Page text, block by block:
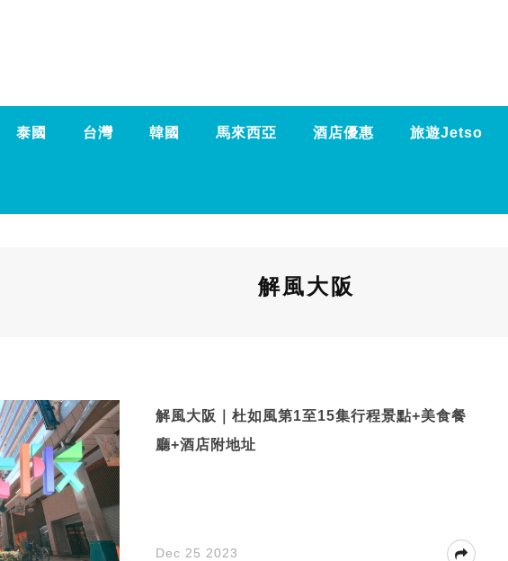
泰國 台灣 韓國 馬來西亞 酒店優惠 旅遊Jetso
解風大阪
解風大阪｜杜如風第1至15集行程景點+美食餐
廳+酒店附地址
Dec 25 2023